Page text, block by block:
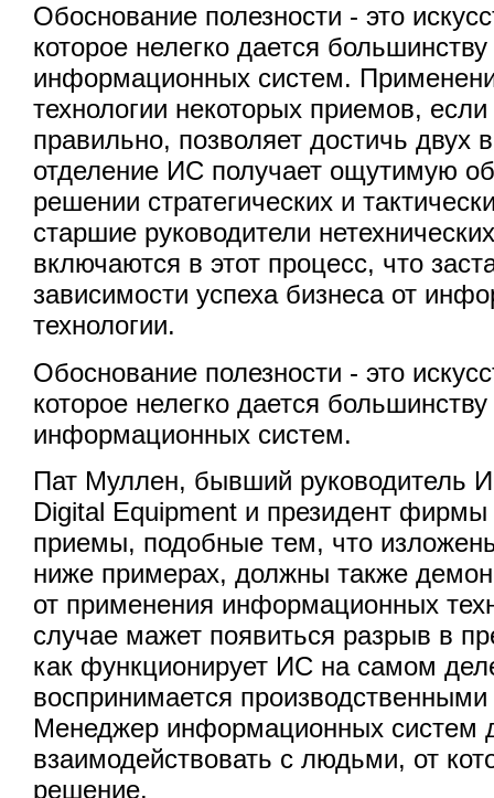
Обоснование полезности - это
которое нелегко дается
информационных систем.
технологии некоторых приемов,
правильно, позволяет достичь двух
отделение ИС получает ощутимую
решении стратегических и
старшие руководители
включаются в этот процесс, что
зависимости успеха бизнеса от
технологии.
Обоснование полезности - это
которое нелегко дается
информационных систем.
Пат Муллен, бывший руководитель
Digital Equipment и президент
приемы, подобные тем, что
ниже примерах, должны также
от применения информационных
случае мажет появиться разрыв в
как функционирует ИС на самом
воспринимается
Менеджер информационных систем
взаимодействовать с людьми, от
решение.